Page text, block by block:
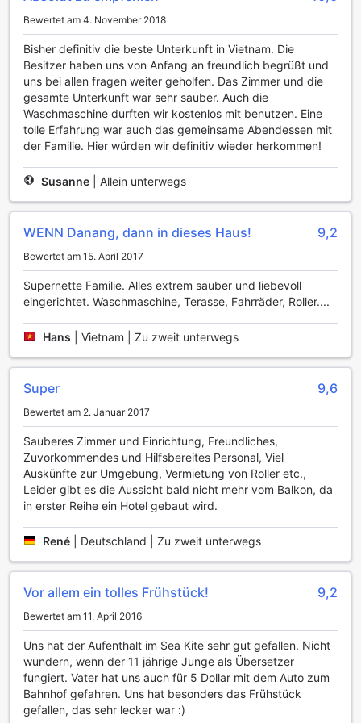
an dem Sie mit anderen Gästen ins Gespräch kommen und
neue Freundschaften schließen können.
Zusätzlich verfügt das Homestay über einen gemeinsamen
Lounge- und TV-Bereich, der einladend und gemütlich
gestaltet ist. Hier können Sie sich zurücklehnen und Ihre
Lieblingssendungen oder Filme ansehen, während Sie die
Gesellschaft anderer Reisender genießen. Diese Bereiche
sind ideal, um den Tag bei einem unterhaltsamen
Filmabend ausklingen zu lassen oder bei einem geselligen
Beisammensein neue Bekanntschaften zu schließen. Die
Kombination aus Garten und Lounge schafft eine
harmonische Balance zwischen Entspannung und
Geselligkeit, die Ihren Aufenthalt im Homestay Sea Kite
unvergesslich macht.
Das Homestay Sea Kite in Da Nang bietet eine Vielzahl von
Annehmlichkeiten, die Ihren Aufenthalt so angenehm wie
möglich gestalten. Genießen Sie den Komfort eines 24-
Stunden-Zimmerservice, der Ihnen jederzeit köstliche
Speisen und Getränke direkt in Ihr Zimmer bringt. Für
Gäste, die Wert auf Sauberkeit legen, stehen sowohl ein
Verfügung, um Ihre Kleidung frisch und gepflegt zu halten.
Darüber hinaus sorgt der tägliche Reinigungsservice dafür,
dass Ihr Zimmer stets in einladendem Zustand ist.
Die freundlichen Concierge-Mitarbeiter stehen Ihnen
jederzeit zur Verfügung, um Ihnen bei der Planung Ihrer
Aktivitäten zu helfen und lokale Geheimtipps zu geben. Für
Reisende, die mit viel Gepäck ankommen, bietet das Hotel
eine praktische Gepäckaufbewahrung. Das Homestay Sea
Bereichen und in Ihrem Zimmer durch kostenloses WLAN
sorgt dafür, dass auch Raucher ihren Platz finden, während
der Express-Check-in und -Check-out Ihnen einen
reibungslosen und zeitsparenden Aufenthalt ermöglicht.
Transportmöglichkeiten im Homestay Sea Kite
Im Homestay Sea Kite in Da Nang erwartet Sie ein
umfassendes Angebot an Transportmöglichkeiten, das
Ihren Aufenthalt so angenehm wie möglich gestaltet. Der
Flughafen-Transfer sorgt dafür, dass Sie nach Ihrer Ankunft
Bewertet am 4. November 2018
Bisher definitiv die beste Unterkunft in Vietnam. Die
Besitzer haben uns von Anfang an freundlich begrüßt und
uns bei allen fragen weiter geholfen. Das Zimmer und die
gesamte Unterkunft war sehr sauber. Auch die
Waschmaschine durften wir kostenlos mit benutzen. Eine
tolle Erfahrung war auch das gemeinsame Abendessen mit
der Familie. Hier würden wir definitiv wieder herkommen!
Susanne Allein unterwegs
WENN Danang, dann in dieses Haus! 9,2
Bewertet am 15. April 2017
Supernette Familie. Alles extrem sauber und liebevoll
eingerichtet. Waschmaschine, Terasse, Fahrräder, Roller....
Hans Vietnam | Zu zweit unterwegs
Super 9,6
Bewertet am 2. Januar 2017
Sauberes Zimmer und Einrichtung, Freundliches,
Zuvorkommendes und Hilfsbereites Personal, Viel
Auskünfte zur Umgebung, Vermietung von Roller etc.,
Leider gibt es die Aussicht bald nicht mehr vom Balkon, da
in erster Reihe ein Hotel gebaut wird.
René Deutschland | Zu zweit unterwegs
Vor allem ein tolles Frühstück! 9,2
Bewertet am 11. April 2016
Uns hat der Aufenthalt im Sea Kite sehr gut gefallen. Nicht
wundern, wenn der 11 jährige Junge als Übersetzer
fungiert. Vater hat uns auch für 5 Dollar mit dem Auto zum
Bahnhof gefahren. Uns hat besonders das Frühstück
gefallen, das sehr lecker war :)